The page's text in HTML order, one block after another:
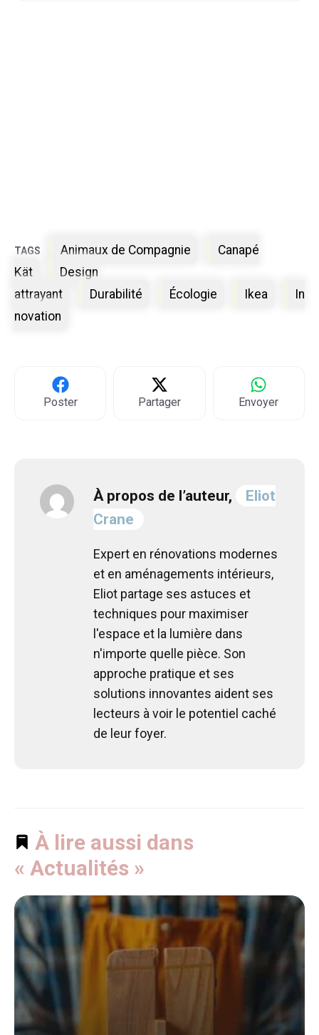
Étiquettes
Animaux de Compagnie
Canapé
Kät
Design
attrayant
Durabilité Écologie Ikea
In
novation
Poster Partager Envoyer
À propos de l’auteur,
Eliot
Crane
Expert en rénovations modernes
et en aménagements intérieurs,
Eliot partage ses astuces et
techniques pour maximiser
l'espace et la lumière dans
n'importe quelle pièce. Son
approche pratique et ses
solutions innovantes aident ses
lecteurs à voir le potentiel caché
de leur foyer.
À lire aussi dans
« Actualités »